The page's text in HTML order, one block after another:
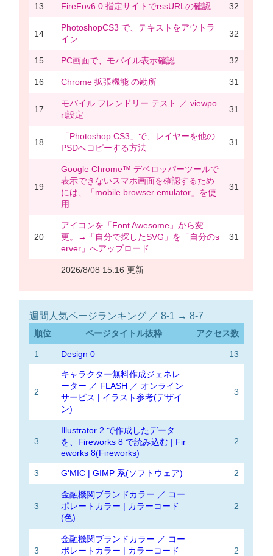
13 FireFov6.0 指定サイトでrssURLの確認 32
14
PhotoshopCS3 で、テキストをアウトラ
イン
32
15 PC画面で、モバイル表示確認 32
16 Chrome 拡張機能 の勘所 31
17
モバイル フレンドリー テスト ／ viewpo
rt設定
31
18
「Photoshop CS3」で、レイヤーを他の
PSDへコピーする方法
31
19
Google Chrome™ デベロッパーツールで
表示できないスマホ画面を確認するため
には、「mobile browser emulator」を使
用
31
20
アイコンを「Font Awesome」から変
更。→「自分で探したSVG」を「自分のs
erver」へアップロード
31
2026/8/08 15:16 更新
週間人気ページランキング ／ 8-1 → 8-7
順位 ページタイトル抜粋 アクセス数
1 Design 0 13
2
キャラクター無料作成ジェネレ
ーター ／ FLASH ／ オンライン
サービス | イラスト参考(デザイ
ン)
3
3
Illustrator 2 で作成したデータ
を、Fireworks 8 で読み込む | Fir
eworks 8(Fireworks)
2
3 G'MIC | GIMP 系(ソフトウェア) 2
3
金融機関ブランドカラー ／ コー
ポレートカラー | カラーコード
(色)
2
3
金融機関ブランドカラー ／ コー
ポレートカラー | カラーコード
2